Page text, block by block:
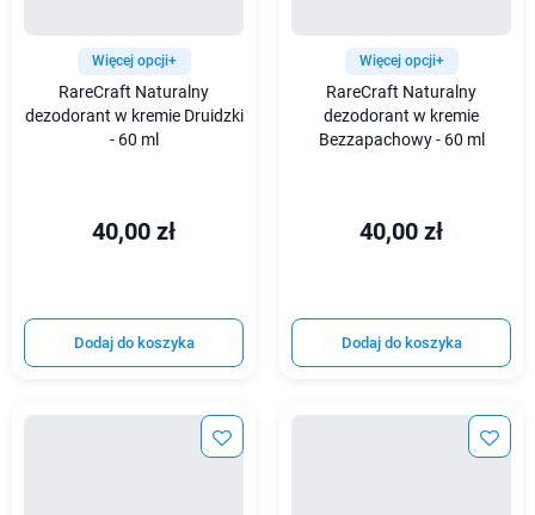
Więcej opcji+
RareCraft Naturalny
dezodorant w kremie Druidzki
- 60 ml
40,00 zł
Dodaj do koszyka
Więcej opcji+
RareCraft Naturalny
dezodorant w kremie
Bezzapachowy - 60 ml
40,00 zł
Dodaj do koszyka